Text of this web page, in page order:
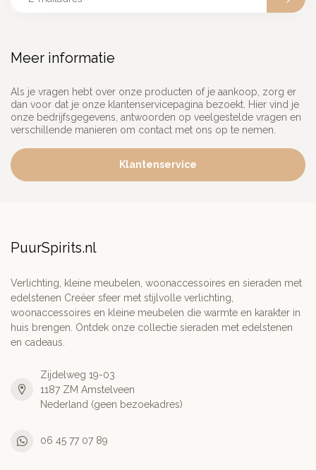
Meer informatie
Als je vragen hebt over onze producten of je aankoop, zorg er
dan voor dat je onze klantenservicepagina bezoekt. Hier vind je
onze bedrijfsgegevens, antwoorden op veelgestelde vragen en
verschillende manieren om contact met ons op te nemen.
Klantenservice
PuurSpirits.nl
Verlichting, kleine meubelen, woonaccessoires en sieraden met
edelstenen Creëer sfeer met stijlvolle verlichting,
woonaccessoires en kleine meubelen die warmte en karakter in
huis brengen. Ontdek onze collectie sieraden met edelstenen
en cadeaus.
Zijdelweg 19-03
1187 ZM Amstelveen
Nederland (geen bezoekadres)
06 45 77 07 89